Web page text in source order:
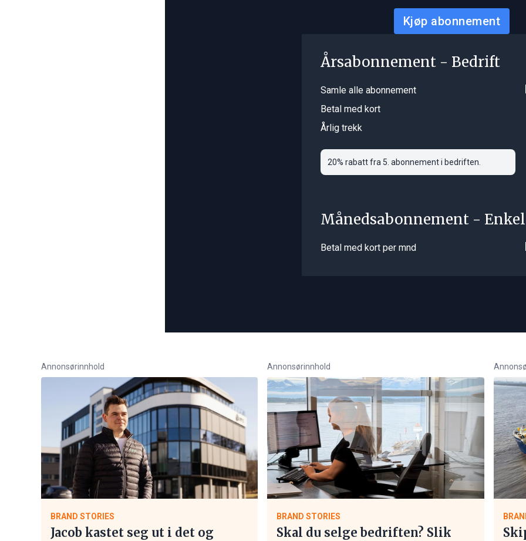
Kjøp abonnement
Årsabonnement - Bedrift
Samle alle abonnement
Betal med kort
Årlig trekk
20% rabatt fra 5. abonnement i bedriften.
Månedsabonnement -
Betal med kort per mnd
Annonsørinnhold
BRAND STORIES
Jacob kastet seg ut i det og
Annonsørinnhold
BRAND STORIES
Skal du selge bedriften? Slik